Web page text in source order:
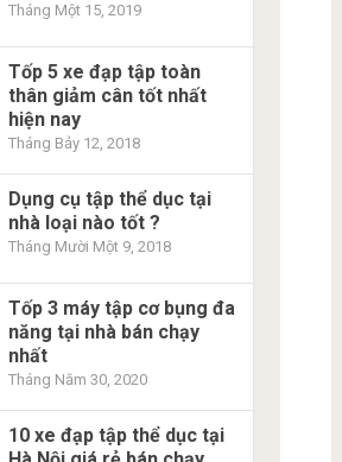
Tháng Một 15, 2019
Tốp 5 xe đạp tập toàn
thân giảm cân tốt nhất
hiện nay
Tháng Bảy 12, 2018
Dụng cụ tập thể dục tại
nhà loại nào tốt ?
Tháng Mười Một 9, 2018
Tốp 3 máy tập cơ bụng đa
năng tại nhà bán chạy
nhất
Tháng Năm 30, 2020
10 xe đạp tập thể dục tại